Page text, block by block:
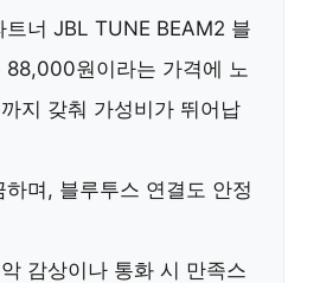
트너 JBL TUNE BEAM2 블
88,000원이라는 가격에 노
지 갖춰 가성비가 뛰어납
하며, 블루투스 연결 도 안정
감상이나 통화 시 만족스